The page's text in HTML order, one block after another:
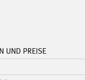
UND PREISE